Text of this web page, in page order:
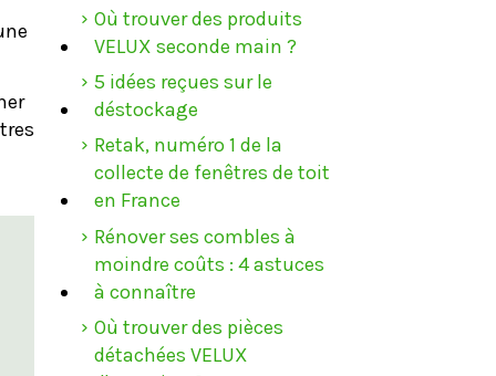
Où trouver des produits
VELUX seconde main ?
5 idées reçues sur le
déstockage
Retak, numéro 1 de la
collecte de fenêtres de toit
en France
Rénover ses combles à
moindre coûts : 4 astuces
à connaître
Où trouver des pièces
détachées VELUX